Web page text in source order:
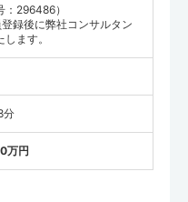
：296486）
録後に弊社コンサルタン
ます。
分
万円